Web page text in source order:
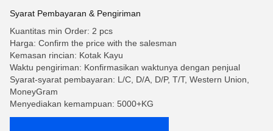
Syarat Pembayaran & Pengiriman
Kuantitas min Order: 2 pcs
Harga: Confirm the price with the salesman
Kemasan rincian: Kotak Kayu
Waktu pengiriman: Konfirmasikan waktunya dengan penjual
Syarat-syarat pembayaran: L/C, D/A, D/P, T/T, Western Union,
MoneyGram
Menyediakan kemampuan: 5000+KG